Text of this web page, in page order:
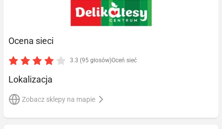
Ocena sieci
3.3 (95 głosów)Oceń sieć
Lokalizacja
Zobacz sklepy na mapie